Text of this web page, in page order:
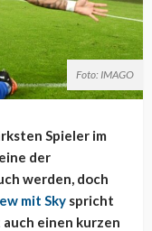
Foto: IMAGO
Spieler im
der
werden, doch
mit Sky spricht
einen kurzen